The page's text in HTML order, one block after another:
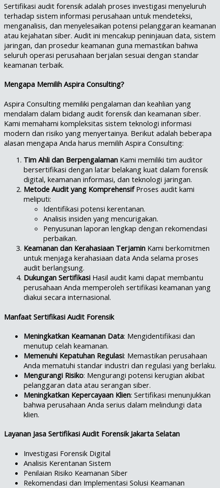
Sertifikasi audit forensik adalah proses investigasi menyeluruh
terhadap sistem informasi perusahaan untuk mendeteksi,
menganalisis, dan menyelesaikan potensi pelanggaran keamanan
atau kejahatan siber. Audit ini mencakup peninjauan data, sistem
jaringan, dan prosedur keamanan guna memastikan bahwa
seluruh operasi perusahaan berjalan sesuai dengan standar
keamanan terbaik.
Mengapa Memilih Aspira Consulting?
Aspira Consulting memiliki pengalaman dan keahlian yang
mendalam dalam bidang audit forensik dan keamanan siber.
Kami memahami kompleksitas sistem teknologi informasi
modern dan risiko yang menyertainya. Berikut adalah beberapa
alasan mengapa Anda harus memilih Aspira Consulting:
Tim Ahli dan Berpengalaman Kami memiliki tim auditor
bersertifikasi dengan latar belakang kuat dalam forensik
digital, keamanan informasi, dan teknologi jaringan.
Metode Audit yang KomprehensifProses audit kami
meliputi:
Identifikasi potensi kerentanan.
Analisis insiden yang mencurigakan.
Penyusunan laporan lengkap dengan rekomendasi
perbaikan.
Keamanan dan Kerahasiaan Terjamin Kami berkomitmen
untuk menjaga kerahasiaan data Anda selama proses
audit berlangsung.
Dukungan Sertifikasi Hasil audit kami dapat membantu
perusahaan Anda memperoleh sertifikasi keamanan yang
diakui secara internasional.
Manfaat Sertifikasi Audit Forensik
Meningkatkan Keamanan Data: Mengidentifikasi dan
menutup celah keamanan.
Memenuhi Kepatuhan Regulasi: Memastikan perusahaan
Anda mematuhi standar industri dan regulasi yang berlaku.
Mengurangi Risiko: Mengurangi potensi kerugian akibat
pelanggaran data atau serangan siber.
Meningkatkan Kepercayaan Klien: Sertifikasi menunjukkan
bahwa perusahaan Anda serius dalam melindungi data
klien.
Layanan Jasa Sertifikasi Audit Forensik Jakarta Selatan
Investigasi Forensik Digital
Analisis Kerentanan Sistem
Penilaian Risiko Keamanan Siber
Rekomendasi dan Implementasi Solusi Keamanan